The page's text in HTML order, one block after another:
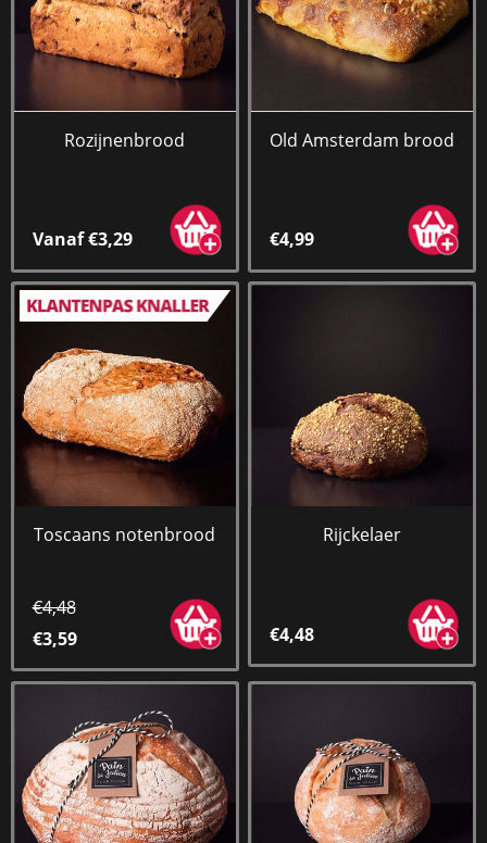
Rozijnenbrood
Vanaf €3,29
Old Amsterdam brood
€4,99
Toscaans notenbrood
€4,48
€3,59
Rijckelaer
€4,48